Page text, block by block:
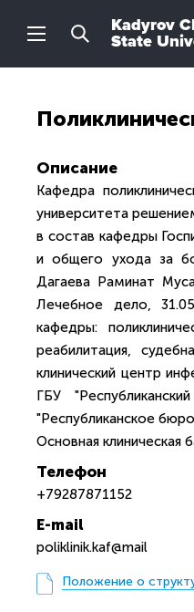
Kadyrov
State
Описание
Кафедра
университета
в состав кафедры
и общего ухода за
Дагаева Раминат
Лечебное дело,
кафедры:
реабилитация,
клинический центр
ГБУ
"Республиканское
Основная
Телефон
+79287871152
E-mail
poliklinik.kaf@mail
Положение о